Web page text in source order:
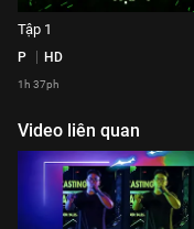
Tập 1
P HD
1h 37ph
Video liên quan